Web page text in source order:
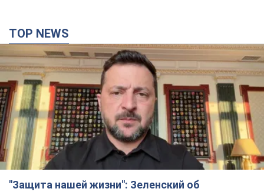
TOP NEWS
"Защита нашей жизни": Зеленский об